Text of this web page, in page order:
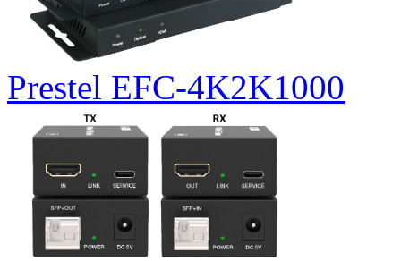
Prestel EFC-4K2K1000